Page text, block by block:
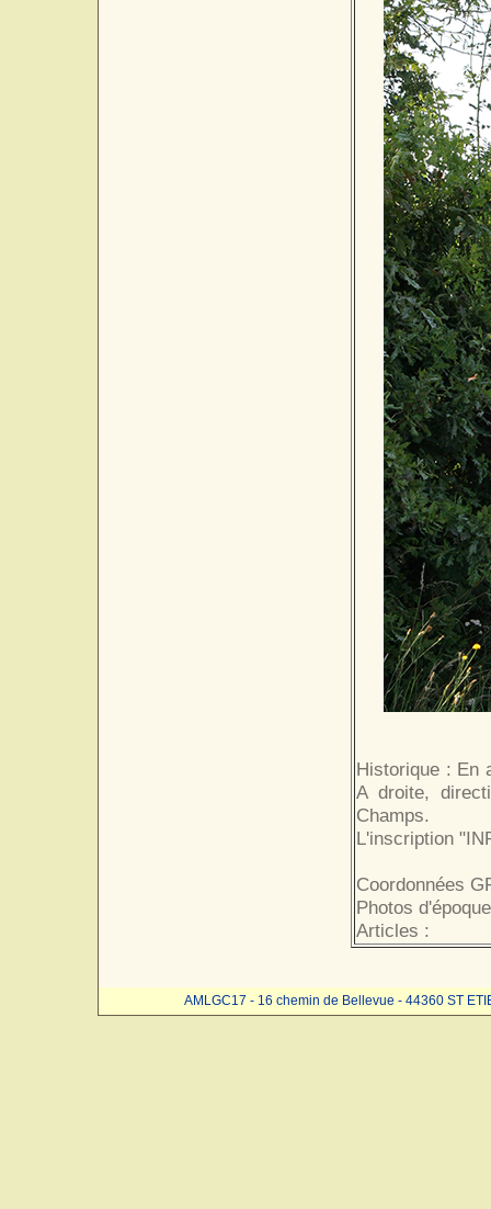
Historique : En
A droite,
Champs.
L'inscription
Coordonnées
Photos
Articles :
AMLGC17 - 16 chemin de Bellevue - 44360 ST